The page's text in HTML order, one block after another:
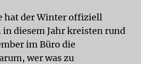
hat der Winter offiziell
in diesem Jahr kreisten rund
im Büro die
wer was zu